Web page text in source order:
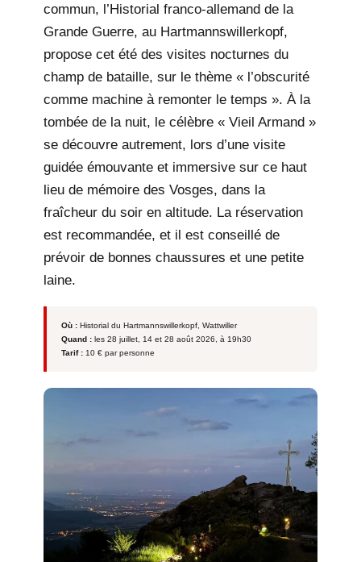
commun, l’Historial franco-allemand de la
Grande Guerre, au Hartmannswillerkopf,
propose cet été des visites nocturnes du
champ de bataille, sur le thème « l’obscurité
comme machine à remonter le temps ». À la
tombée de la nuit, le célèbre « Vieil Armand »
se découvre autrement, lors d’une visite
guidée émouvante et immersive sur ce haut
lieu de mémoire des Vosges, dans la
fraîcheur du soir en altitude. La réservation
est recommandée, et il est conseillé de
prévoir de bonnes chaussures et une petite
laine.
Où : Historial du Hartmannswillerkopf, Wattwiller
Quand : les 28 juillet, 14 et 28 août 2026, à 19h30
Tarif : 10 € par personne